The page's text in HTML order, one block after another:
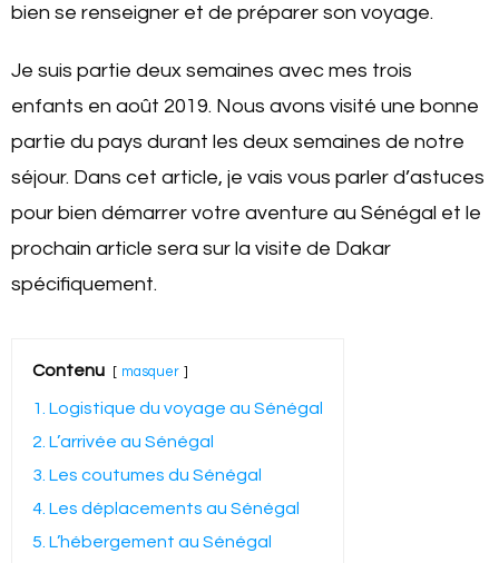
bien se renseigner et de préparer son voyage.
Je suis partie deux semaines avec mes trois
enfants en août 2019. Nous avons visité une bonne
partie du pays durant les deux semaines de notre
séjour. Dans cet article, je vais vous parler d’astuces
pour bien démarrer votre aventure au Sénégal et le
prochain article sera sur la visite de Dakar
spécifiquement.
Contenu masquer
1. Logistique du voyage au Sénégal
2. L’arrivée au Sénégal
3. Les coutumes du Sénégal
4. Les déplacements au Sénégal
5. L’hébergement au Sénégal